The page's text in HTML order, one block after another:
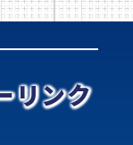
リンク